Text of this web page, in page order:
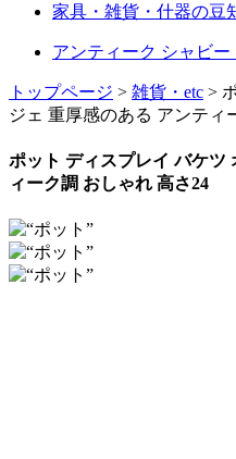
家具・雑貨・什器の豆
アンティーク シャビー
トップページ > 雑貨・etc >
ジェ 重厚感のある アンティ
ポット ディスプレイ バケツ
ィーク調 おしゃれ 高さ24